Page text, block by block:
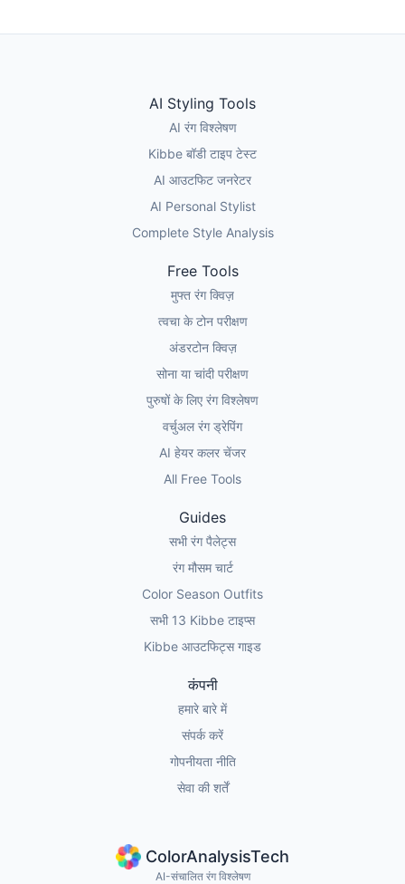
ColorAnalysisTech
AI-संचालित रंग विश्लेषण
AI Styling Tools
AI रंग विश्लेषण
Kibbe बॉडी टाइप टेस्ट
AI आउटफिट जनरेटर
AI Personal Stylist
Complete Style Analysis
Free Tools
मुफ्त रंग क्विज़
त्वचा के टोन परीक्षण
अंडरटोन क्विज़
सोना या चांदी परीक्षण
पुरुषों के लिए रंग विश्लेषण
वर्चुअल रंग ड्रेपिंग
AI हेयर कलर चेंजर
All Free Tools
Guides
सभी रंग पैलेट्स
रंग मौसम चार्ट
Color Season Outfits
सभी 13 Kibbe टाइप्स
Kibbe आउटफिट्स गाइड
कंपनी
हमारे बारे में
संपर्क करें
गोपनीयता नीति
सेवा की शर्तें